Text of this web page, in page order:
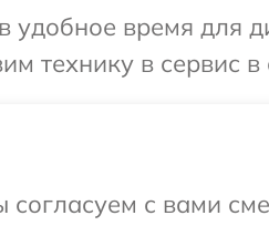
время для
технику в сервис
с вами